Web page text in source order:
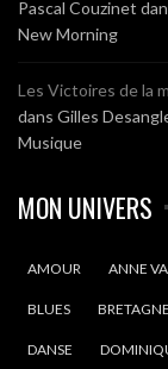
Pascal Couzinet
New Morning
Les Victoires de la
dans Gilles
Musique
MON UNIVERS
AMOUR ANNE
BLUES BRETAGNE
DANSE